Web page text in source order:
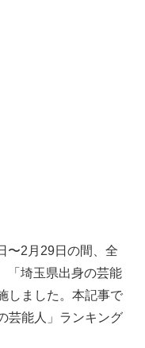
〜2月29日の間、全
「埼玉県出身の芸能
しました。本記事で
芸能人」ランキング